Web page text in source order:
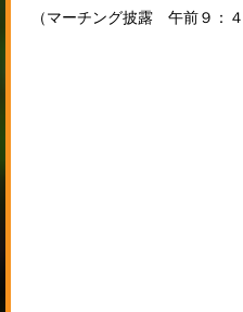
（マーチング披露 午前９：４